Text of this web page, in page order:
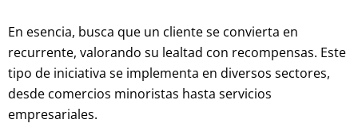
En esencia, busca que un cliente se convierta en
recurrente, valorando su lealtad con recompensas. Este
tipo de iniciativa se implementa en diversos sectores,
desde comercios minoristas hasta servicios
empresariales.